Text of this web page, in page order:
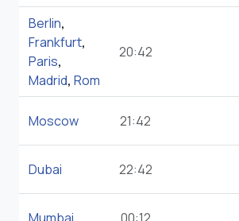
Berlin,
Frankfurt,
Paris,
Madrid, Rom
20:42
Moscow 21:42
Dubai 22:42